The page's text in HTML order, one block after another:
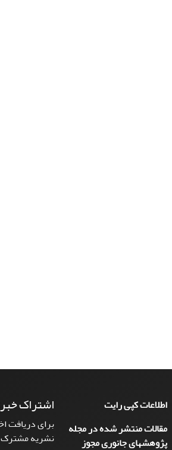
اطلاعات کپی رایت
مقالات منتشر شده در مجله
پژوهشهای جانوری مجوز
اشتراک
برای دریافت
نشریه